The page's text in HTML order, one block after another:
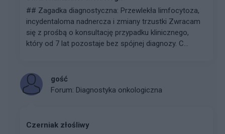
## Zagadka diagnostyczna: Przewlekła limfocytoza,
incydentaloma nadnercza i zmiany trzustki Zwracam
się z prośbą o konsultację przypadku klinicznego,
który od 7 lat pozostaje bez spójnej diagnozy. C...
gość
Forum: Diagnostyka onkologiczna
Czerniak złośliwy